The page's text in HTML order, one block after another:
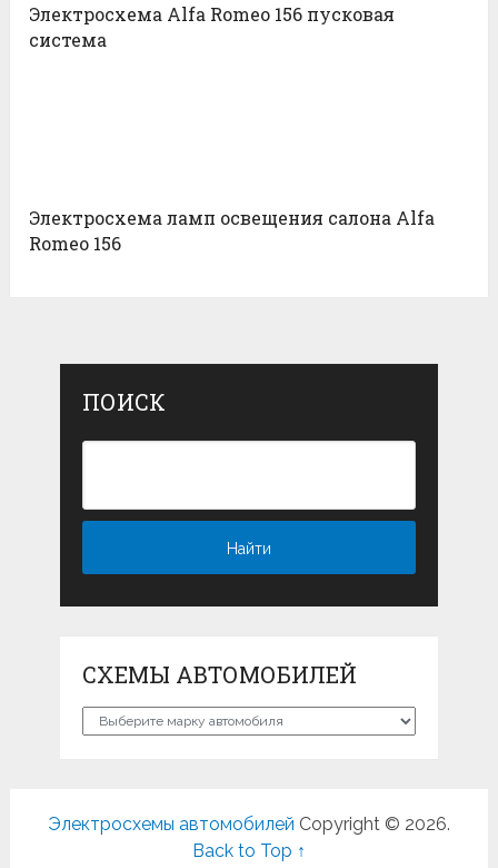
Электросхема Alfa Romeo 156 пусковая
система
Электросхема ламп освещения салона Alfa
Romeo 156
ПОИСК
СХЕМЫ АВТОМОБИЛЕЙ
Схемы
Электросхемы автомобилей Copyright © 2026.
Back to Top ↑